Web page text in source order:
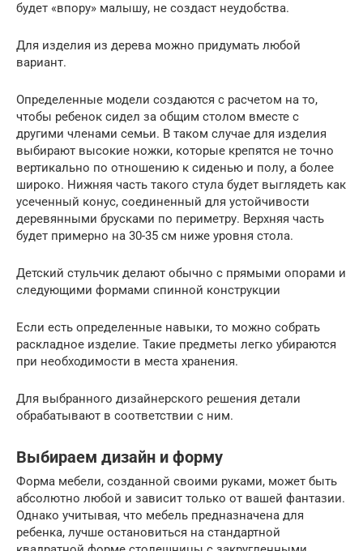
будет «впору» малышу, не создаст неудобства.
Для изделия из дерева можно придумать любой
вариант.
Определенные модели создаются с расчетом на то,
чтобы ребенок сидел за общим столом вместе с
другими членами семьи. В таком случае для изделия
выбирают высокие ножки, которые крепятся не точно
вертикально по отношению к сиденью и полу, а более
широко. Нижняя часть такого стула будет выглядеть как
усеченный конус, соединенный для устойчивости
деревянными брусками по периметру. Верхняя часть
будет примерно на 30-35 см ниже уровня стола.
Детский стульчик делают обычно с прямыми опорами и
следующими формами спинной конструкции
Если есть определенные навыки, то можно собрать
раскладное изделие. Такие предметы легко убираются
при необходимости в места хранения.
Для выбранного дизайнерского решения детали
обрабатывают в соответствии с ним.
Выбираем дизайн и форму
Форма мебели, созданной своими руками, может быть
абсолютно любой и зависит только от вашей фантазии.
Однако учитывая, что мебель предназначена для
ребенка, лучше остановиться на стандартной